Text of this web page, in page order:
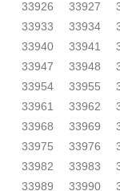
33926
33927
33933
33934
33940
33941
33947
33948
33954
33955
33961
33962
33968
33969
33975
33976
33982
33983
33989
33990